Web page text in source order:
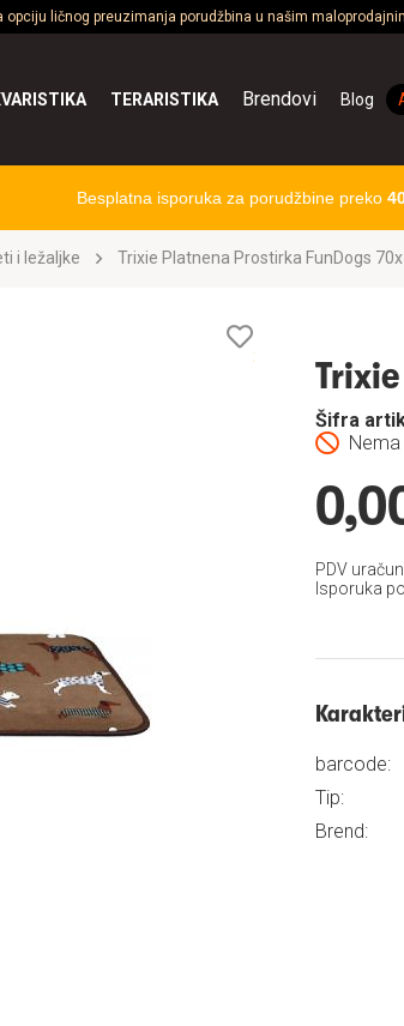
ličnog preuzimanja porudžbina u našim
TERARISTIKA Brendovi Blog
Besplatna isporuka za porudžbine preko
i ležaljke Trixie Platnena Prostirka FunDogs
želja
Nema
Šifra
PDV
Isporuka
barcode:
Tip:
Brend: